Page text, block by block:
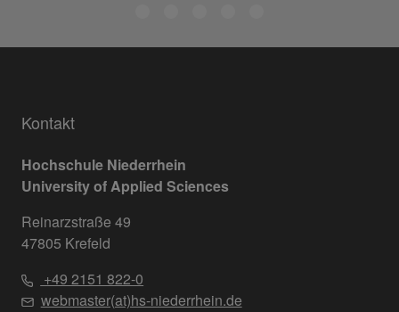
Kontakt
Hochschule Niederrhein
University of Applied Sciences
Reinarzstraße 49
47805 Krefeld
+49 2151 822-0
webmaster(at)hs-niederrhein.de